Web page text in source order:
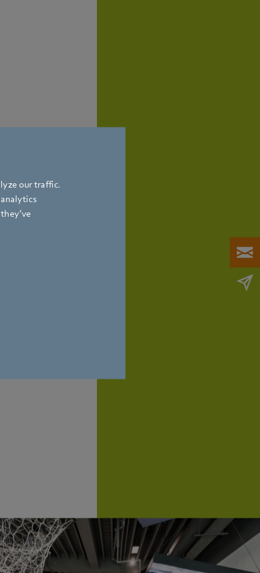
our traffic.